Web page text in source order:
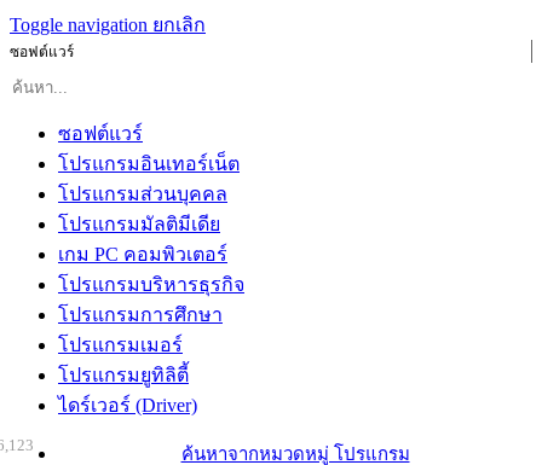
Toggle navigation ยกเลิก
ซอฟต์แวร์
ซอฟต์แวร์
โปรแกรมอินเทอร์เน็ต
โปรแกรมส่วนบุคคล
โปรแกรมมัลติมีเดีย
เกม PC คอมพิวเตอร์
โปรแกรมบริหารธุรกิจ
โปรแกรมการศึกษา
โปรแกรมเมอร์
โปรแกรมยูทิลิตี้
ไดร์เวอร์ (Driver)
ค้นหาจากหมวดหมู่ โปรแกรม